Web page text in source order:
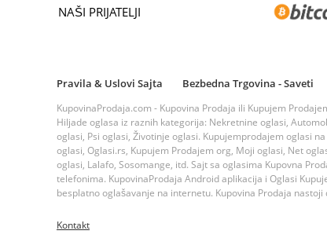
NAŠI PRIJATELJI
Pravila & Uslovi Sajta Bezbedna Trgovina - Saveti
KupovinaProdaja.com - Kupovina Prodaja ili Kupujem
Hiljade oglasa iz raznih kategorija: Nekretnine oglasi,
oglasi, Psi oglasi, Životinje oglasi. Kupujemprodajem oglasi
oglasi, Oglasi.rs, Kupujem Prodajem org, Moji oglasi, Net
oglasi, Lalafo, Sosomange, itd. Sajt sa oglasima Kupovna
telefonima. KupovinaProdaja Android aplikacija i Oglasi
besplatno oglašavanje na internetu. Kupovina Prodaja
Kontakt